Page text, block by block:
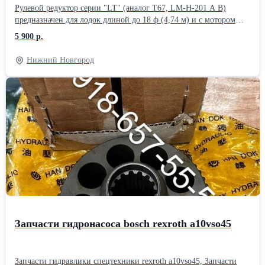
Рулевой редуктор серии "LT" (аналог T67, LM-H-201 A B)
предназначен для лодок длиной до 18 ф (4,74 м) и с мотором
мощностью до 55 л.с. Характеристики Для моторов до 55 л.с.
Тип тросов M58 (LT/NLT) Кол-во оборотов 2.6 Диаметр
рулевого колеса до 381 мм Диаметр вала 3/4 " Материал корпуса
алюминий Кол-во в зав.упаковке 1 арт. 260303 Информация о
производителе Бренд Pretech Производитель Pretech Страна
Корея Рекомендуется применять с рулевыми тросами компании
Pretech типа 2500XX или тросами типа М58 или SC18
5 900 р.
Нижний Новгород
Запчасти гидронасоса bosch rexroth a10vso45
Запчасти гидравлики спецтехники rexroth a10vso45, Запчасти